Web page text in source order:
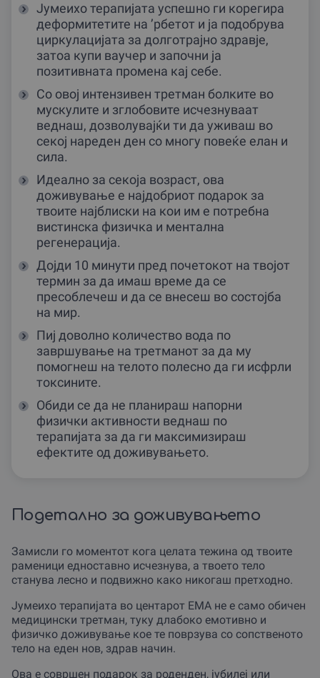
Јумеихо терапијата успешно ги корегира
деформитетите на ’рбетот и ја подобрува
циркулацијата за долготрајно здравје,
затоа купи ваучер и започни ја
позитивната промена кај себе.
Со овој интензивен третман болките во
мускулите и зглобовите исчезнуваат
веднаш, дозволувајќи ти да уживаш во
секој нареден ден со многу повеќе елан и
сила.
Идеално за секоја возраст, ова
доживување е најдобриот подарок за
твоите најблиски на кои им е потребна
вистинска физичка и ментална
регенерација.
Дојди 10 минути пред почетокот на твојот
термин за да имаш време да се
пресоблечеш и да се внесеш во состојба
на мир.
Пиј доволно количество вода по
завршување на третманот за да му
помогнеш на телото полесно да ги исфрли
токсините.
Обиди се да не планираш напорни
физички активности веднаш по
терапијата за да ги максимизираш
ефектите од доживувањето.
Подетално за доживувањето
Замисли го моментот кога целата тежина од твоите
раменици едноставно исчезнува, а твоето тело
станува лесно и подвижно како никогаш претходно.
Јумеихо терапијата во центарот ЕМА не е само обичен
медицински третман, туку длабоко емотивно и
физичко доживување кое те поврзува со сопственото
тело на еден нов, здрав начин.
Ова е совршен подарок за роденден, јубилеј или